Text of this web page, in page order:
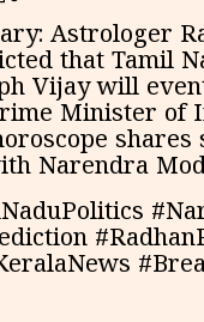
Astrologer
that Tamil
Vijay will
Minister of
Narendra